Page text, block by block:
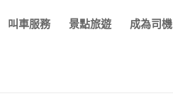
叫車服務 景點旅遊 成為司機